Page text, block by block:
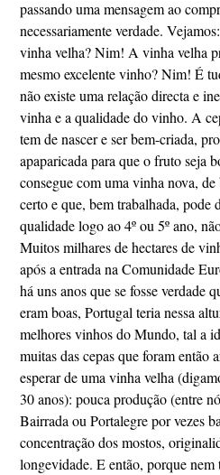
passando uma mensagem ao
necessariamente verdade.
vinha velha? Nim! A vinha velha
mesmo excelente vinho? Nim! É
não existe uma relação directa e
vinha e a qualidade do vinho. A
tem de nascer e ser bem-criada,
apaparicada para que o fruto seja
consegue com uma vinha nova,
certo e que, bem trabalhada, pode
qualidade logo ao 4º ou 5º ano,
Muitos milhares de hectares de
após a entrada na Comunidade
há uns anos que se fosse verdade
eram boas, Portugal teria nessa
melhores vinhos do Mundo, tal a
muitas das cepas que foram então
esperar de uma vinha velha
30 anos): pouca produção (entre
Bairrada ou Portalegre por vezes
concentração dos mostos,
longevidade. E então, porque nem